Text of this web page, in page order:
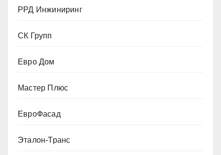
РРД Инжиниринг
СК Групп
Евро Дом
Мастер Плюс
ЕвроФасад
Эталон-Транс